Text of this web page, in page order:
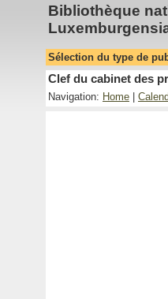
Bibliothèque
Sélection du type de
Clef du cabinet des
Navigation: Home